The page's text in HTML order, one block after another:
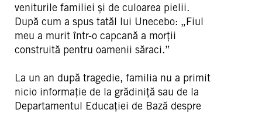
veniturile familiei și de culoarea pielii.
După cum a spus tatăl lui Unecebo: „Fiul
meu a murit într-o capcană a morții
construită pentru oamenii săraci.”
La un an după tragedie, familia nu a primit
nicio informație de la grădiniță sau de la
Departamentul Educației de Bază despre